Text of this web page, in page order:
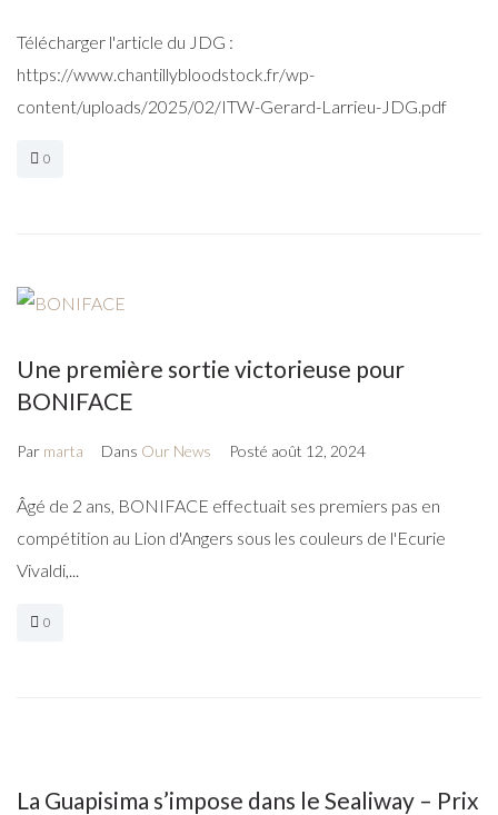
Télécharger l'article du JDG :
https://www.chantillybloodstock.fr/wp-
content/uploads/2025/02/ITW-Gerard-Larrieu-JDG.pdf
0
Une première sortie victorieuse pour
BONIFACE
Par marta Dans Our News Posté août 12, 2024
Âgé de 2 ans, BONIFACE effectuait ses premiers pas en
compétition au Lion d'Angers sous les couleurs de l'Ecurie
Vivaldi,...
0
La Guapisima s’impose dans le Sealiway – Prix